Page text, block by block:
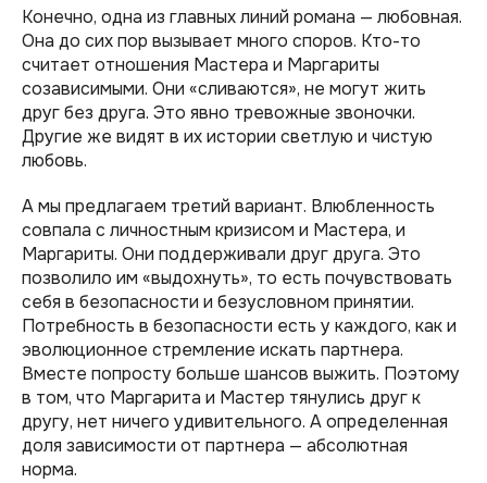
Конечно, одна из главных линий романа — любовная.
Она до сих пор вызывает много споров. Кто-то
считает отношения Мастера и Маргариты
созависимыми. Они «сливаются», не могут жить
друг без друга. Это явно тревожные звоночки.
Другие же видят в их истории светлую и чистую
любовь.
А мы предлагаем третий вариант. Влюбленность
совпала с личностным кризисом и Мастера, и
Маргариты. Они поддерживали друг друга. Это
позволило им «выдохнуть», то есть почувствовать
себя в безопасности и безусловном принятии.
Потребность в безопасности есть у каждого, как и
эволюционное стремление искать партнера.
Вместе попросту больше шансов выжить. Поэтому
в том, что Маргарита и Мастер тянулись друг к
другу, нет ничего удивительного. А определенная
доля зависимости от партнера — абсолютная
норма.